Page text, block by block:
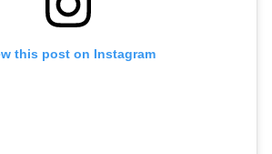
this post on Instagram